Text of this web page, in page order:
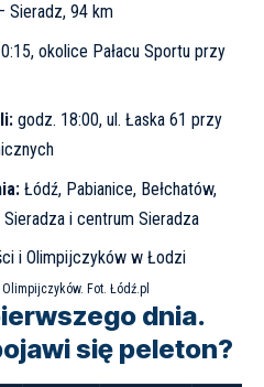
Sieradz, 94 km
okolice Pałacu Sportu przy
godz. 18:00, ul. Łaska 61 przy
Łódź, Pabianice, Bełchatów,
i centrum Sieradza
Fot. Łódź.pl
dnia.
się peleton?